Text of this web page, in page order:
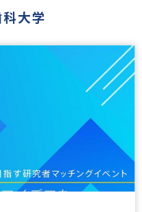
大学